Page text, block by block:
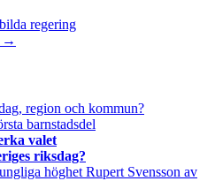
regering
→
region och kommun?
barnstadsdel
valet
riksdag?
höghet Rupert Svensson av